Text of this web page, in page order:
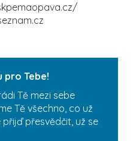
pro Tebe!
Tě mezi sebe
Tě všechno, co už
přijď přesvědčit, už se